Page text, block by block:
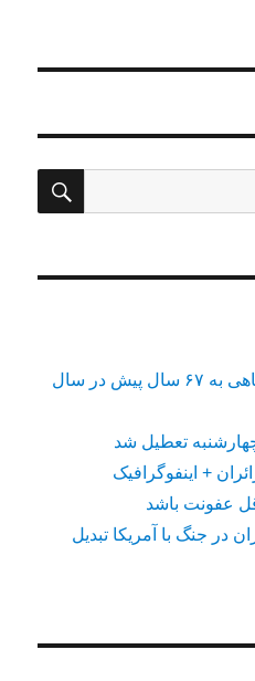
میدان بهارستان تهران: نگاهی به ۶۷ سال پیش در سال
چهارشنبه تعطیل شد
عفونت باشد
در جنگ با آمریکا تبدیل